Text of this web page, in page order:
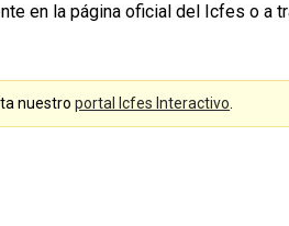
en la página oficial del Icfes o
nuestroportal Icfes Interactivo.